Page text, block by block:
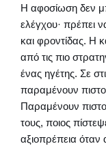
Η αφοσίωση δεν
ελέγχου· πρέπει
και φροντίδας. Η
από τις πιο
ένας ηγέτης. Σε
παραμένουν
Παραμένουν
τους, ποιος
αξιοπρέπεια όταν